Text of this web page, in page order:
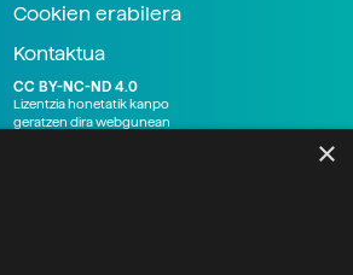
Cookien erabilera
Kontaktua
CC BY-NC-ND 4.0
Lizentzia honetatik kanpo
geratzen dira webgunean
×